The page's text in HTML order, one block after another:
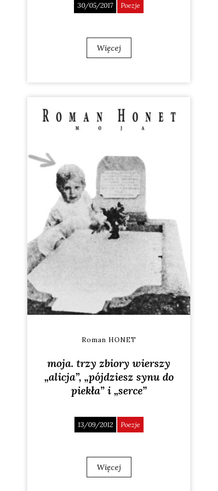
30/05/2017 Poezje
Więcej
Roman HONET
moja. trzy zbiory wierszy
„alicja”, „pójdziesz synu do
piekła” i „serce”
13/09/2012 Poezje
Więcej